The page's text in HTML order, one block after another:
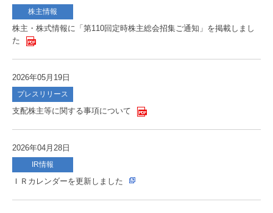
株主情報
株主・株式情報に「第110回定時株主総会招集ご通知」を掲載しまし
た
2026年05月19日
プレスリリース
支配株主等に関する事項について
2026年04月28日
IR情報
ＩＲカレンダーを更新しました